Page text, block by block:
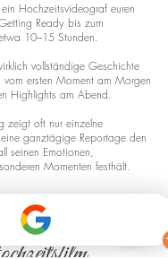
Hochzeitsvideograf euren
Ready bis zum
10–15 Stunden.
vollständige Geschichte
ersten Moment am Morgen
Highlights am Abend.
zeigt oft nur einzelne
ganztägige Reportage den
seinen Emotionen,
Momenten festhält.
für euren